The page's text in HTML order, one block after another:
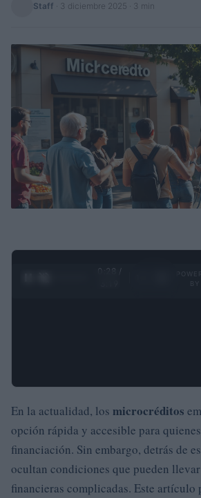
Staff 3 diciembre 2025 · 3 min
0:29 /
En la actualidad, los microcréditos
opción rápida y accesible para
financiación. Sin embargo, detrás de
ocultan condiciones que pueden
financieras complicadas. Este artículo